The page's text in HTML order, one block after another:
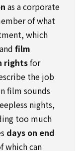
as a corporate
of what
which
film
rightsfor
the job
film sounds
nights,
too much
days on end
which can